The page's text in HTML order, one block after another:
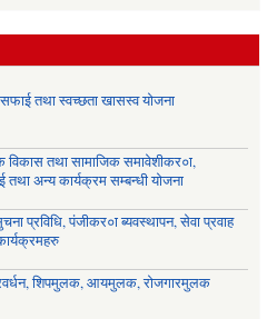
तथा स्वच्छता खासस्व योजना
विकास तथा सामाजिक समावेशीकर०ा,
तथा अन्य कार्यक्रम सम्बन्धी योजना
प्रविधि, पंजीकर०ा ब्यवस्थापन, सेवा प्रवाह
शिपमुलक, आयमुलक, रोजगारमुलक